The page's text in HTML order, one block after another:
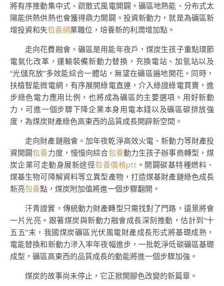
將有序推動集中式、疏散式風電開闢。礦區地熱能、分布式太
陽能供熱供熱也會獲得鼎力開闢。投資新動力，就是為礦區新
增投資和失包養網業職位，培養新的利潤增加點。
走向花費融會。礦區是用能年夜戶，煤炭生孩子重點環節
電氣化改革，運輸裝備新動力替換，充換電站、加氫站以及
“光儲充放”多效能綜合一體站，無望在礦區遍地開花。同時，
扶植智能微電網，有序展開綠電直連，介入綠證綠電買賣，進
步綠色電力應用比例，也將成為礦區的主要選項。用好新動
力，可進一個步驟下降企業本身用電本錢以及礦區碳排放強
度，為煤炭財產綠色高東西的品質成長開辟新空間。
走向財產鏈融會。加年夜乾淨高效火電、新動力等財產投
資開闢包養力度，慢慢向綜合包養動力生孩子辦事商轉型，煤
炭企業可走動身展新途徑包養價格ptt 。開闢碳基特種燃料、
煤基生物可降解資料等立異型產物，打造煤基財產鏈綠色成長
新亮包養點，煤炭附加值將進一個步驟翻開。
汗青證實，傳統動力財產轉型只需找對了門路，遠景將會
一片光亮。跟著煤炭與新動力融會成長深刻推動，估計到“十
五五”末，我國煤炭礦區光伏風電財產成長形式將基礎成熟，
電能替換和新動力滲入率年夜幅進步，一批乾淨低碳礦區基礎
成型，礦區高東西的品質成長的動能將進一個步驟加強。
煤炭的故事尚未停止，它正掀開腳色改變的新篇章。